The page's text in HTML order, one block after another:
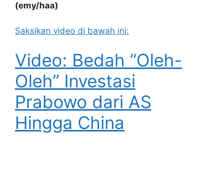
(emy/haa)
Saksikan video di bawah ini:
Video: Bedah “Oleh-
Oleh” Investasi
Prabowo dari AS
Hingga China